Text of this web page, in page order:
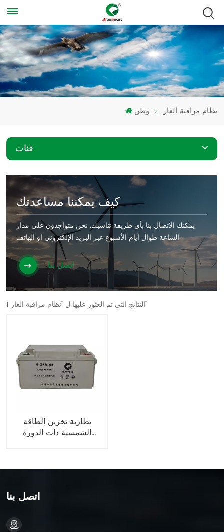
وطن نظام مراقبة الغاز
فئات
كيف يمكننا مساعدتك
يمكنك الاتصال بنا بأي طريقة تناسبك. نحن متواجدون على مدار
الساعة طوال أيام الأسبوع عبر البريد الإلكتروني أو الهاتف.
اتصل بنا
1 النتائج التي تم العثور عليها ل "نظام مراقبة الغاز"
بطارية تخزين الطاقة
الشمسية ذات الدورة
اتصل بنا